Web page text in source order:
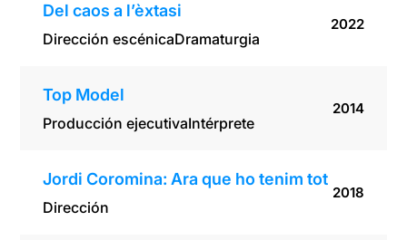
Del caos a l’èxtasi
Dirección escénicaDramaturgia
2022
Top Model
Producción ejecutivaIntérprete
2014
Jordi Coromina: Ara que ho tenim tot
Dirección
2018